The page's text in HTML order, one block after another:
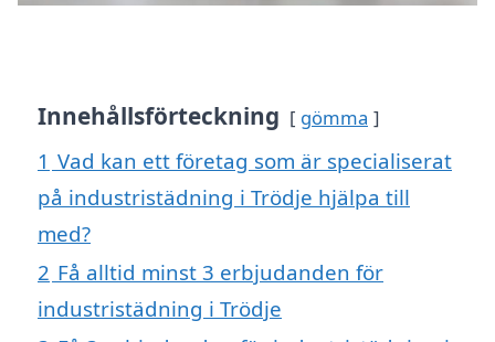
Innehållsförteckning gömma
1 Vad kan ett företag som är specialiserat
på industristädning i Trödje hjälpa till
med?
2 Få alltid minst 3 erbjudanden för
industristädning i Trödje